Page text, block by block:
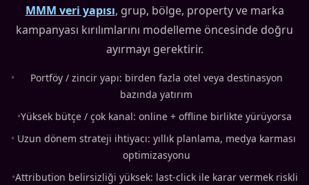
MMM veri yapısı, grup, bölge, property ve marka
kampanyası kırılımlarını modelleme öncesinde doğru
ayırmayı gerektirir.
•
Portföy / zincir yapı: birden fazla otel veya destinasyon
bazında yatırım
•Yüksek bütçe / çok kanal: online + offline birlikte yürüyorsa
• Uzun dönem strateji ihtiyacı: yıllık planlama, medya karması
optimizasyonu
•Attribution belirsizliği yüksek: last-click ile karar vermek riskli